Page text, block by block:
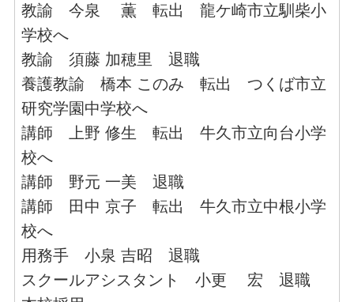
教諭 今泉 薫 転出 龍ケ崎市立馴柴小
学校へ
教諭 須藤 加穂里 退職
養護教諭 橋本 このみ 転出 つくば市立
研究学園中学校へ
講師 上野 修生 転出 牛久市立向台小学
校へ
講師 野元 一美 退職
講師 田中 京子 転出 牛久市立中根小学
校へ
用務手 小泉 吉昭 退職
スクールアシスタント 小更 宏 退職